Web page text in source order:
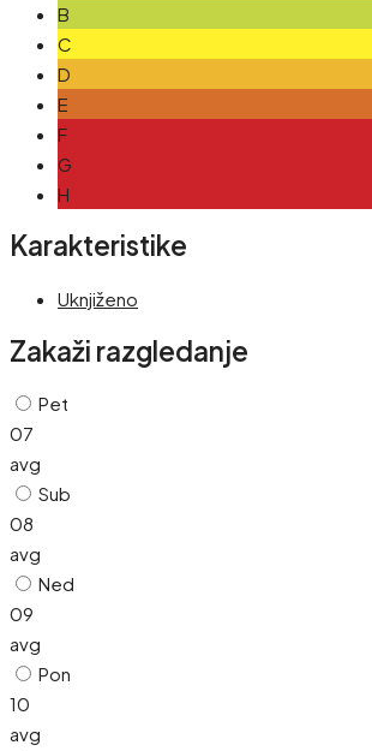
B
C
D
E
F
G
H
Karakteristike
Uknjiženo
Zakaži razgledanje
Pet
07
avg
Sub
08
avg
Ned
09
avg
Pon
10
avg